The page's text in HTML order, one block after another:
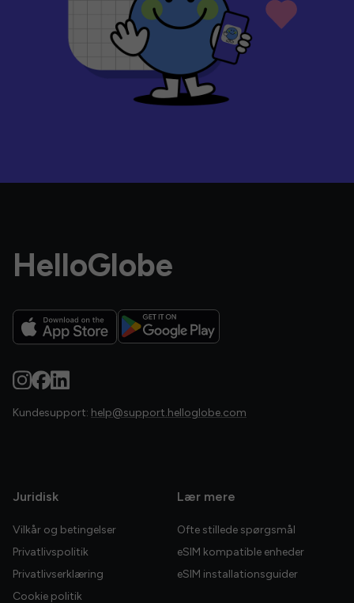
HelloGlobe
Kundesupport: help@support.helloglobe.com
Juridisk
Vilkår og betingelser
Privatlivspolitik
Privatlivserklæring
Cookie politik
Lær mere
Ofte stillede spørgsmål
eSIM kompatible enheder
eSIM installationsguider